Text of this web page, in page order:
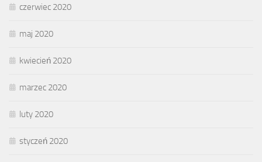
czerwiec 2020
maj 2020
kwiecień 2020
marzec 2020
luty 2020
styczeń 2020